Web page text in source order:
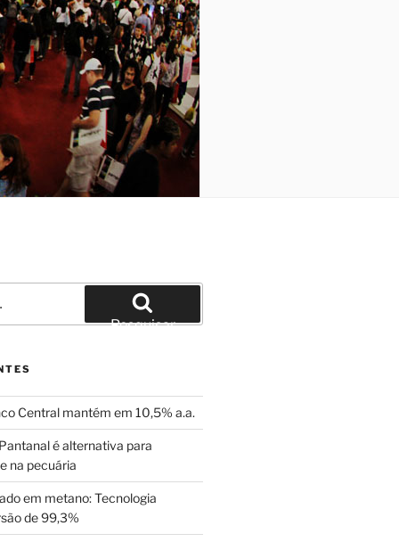
Pesquisar
Central mantém em 10,5% a.a.
é alternativa para
na pecuária
em metano: Tecnologia
de 99,3%